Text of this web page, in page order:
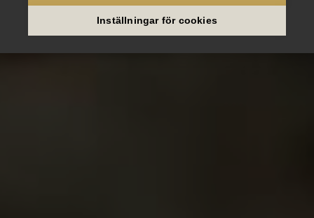
Inställningar för cookies